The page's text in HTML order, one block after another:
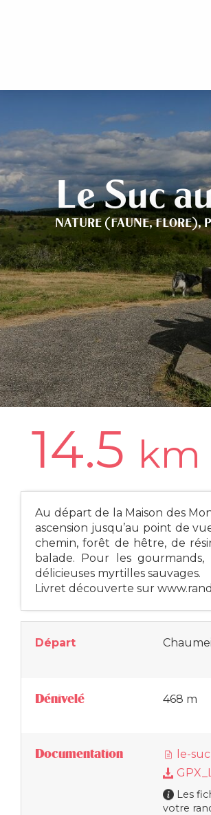
Le Suc
NATURE (FAUNE, FLORE),
14.5 km
Au départ de la Maison des
ascension jusqu’au point de
chemin, forêt de hêtre, de
balade. Pour les
délicieuses myrtilles sauvages.
Livret découverte sur
Départ Chaumeil
Dénivelé 468 m
Documentation
le-
Les
votre